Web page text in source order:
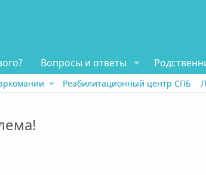
Вопросы и ответы
Реабилитационный центр СПБ